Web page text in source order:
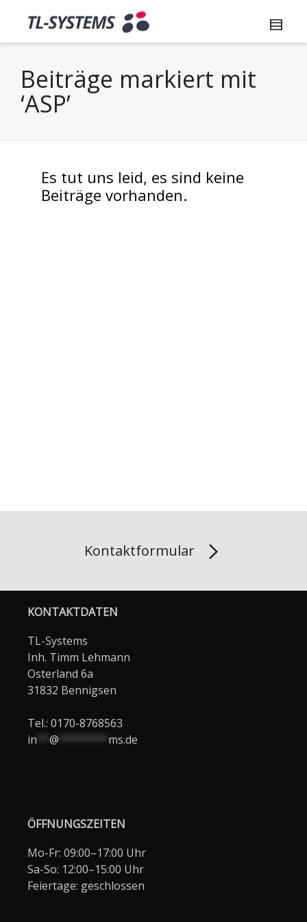
Beiträge markiert mit
‘ASP’
Es tut uns leid, es sind keine
Beiträge vorhanden.
Kontaktformular
KONTAKTDATEN
TL-Systems
Inh. Timm Lehmann
Osterland 6a
31832 Bennigsen
Tel.: 0170-8768563
in
@ ms.de
ÖFFNUNGSZEITEN
Mo-Fr: 09:00–17:00 Uhr
Sa-So: 12:00–15:00 Uhr
Feiertage: geschlossen